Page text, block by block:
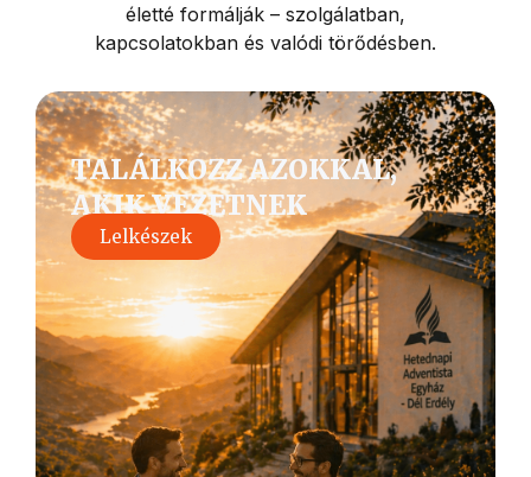
életté formálják – szolgálatban,
kapcsolatokban és valódi törődésben.
TALÁLKOZZ AZOKKAL,
AKIK VEZETNEK
Lelkészek